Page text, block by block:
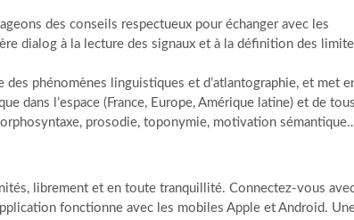
des conseils respectueux pour échanger avec les
dialog à la lecture des signaux et à la définition des
phénomènes linguistiques et d’atlantographie, et met
dans l’espace (France, Europe, Amérique latine) et de tous
prosodie, toponymie, motivation
librement et en toute tranquillité. Connectez-vous
fonctionne avec les mobiles Apple et Android.